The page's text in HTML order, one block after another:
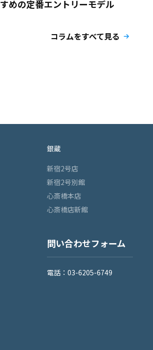
すめの定番エントリーモデル
コラムをすべて見る
銀蔵
新宿2号店
新宿2号別館
心斎橋本店
心斎橋店新館
問い合わせフォーム
電話：03-6205-6749